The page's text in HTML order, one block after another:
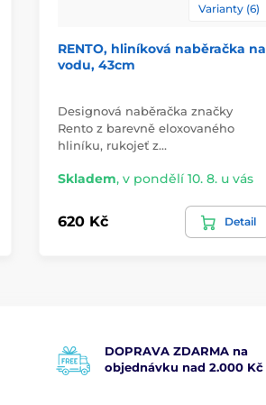
Varianty (6)
RENTO, hliníková naběračka na
vodu, 43cm
Designová naběračka značky
Rento z barevně eloxovaného
hliníku, rukojeť z…
Skladem, v pondělí 10. 8. u vás
620 Kč Detail
DOPRAVA ZDARMA na
objednávku nad 2.000 Kč